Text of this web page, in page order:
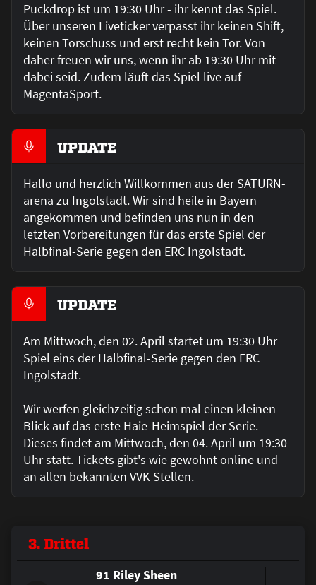
Puckdrop ist um 19:30 Uhr - ihr kennt das Spiel.
Über unseren Liveticker verpasst ihr keinen Shift,
keinen Torschuss und erst recht kein Tor. Von
daher freuen wir uns, wenn ihr ab 19:30 Uhr mit
dabei seid. Zudem läuft das Spiel live auf
MagentaSport.
UPDATE
Hallo und herzlich Willkommen aus der SATURN-
arena zu Ingolstadt. Wir sind heile in Bayern
angekommen und befinden uns nun in den
letzten Vorbereitungen für das erste Spiel der
Halbfinal-Serie gegen den ERC Ingolstadt.
UPDATE
Am Mittwoch, den 02. April startet um 19:30 Uhr
Spiel eins der Halbfinal-Serie gegen den ERC
Ingolstadt.
Wir werfen gleichzeitig schon mal einen kleinen
Blick auf das erste Haie-Heimspiel der Serie.
Dieses findet am Mittwoch, den 04. April um 19:30
Uhr statt. Tickets gibt's wie gewohnt online und
an allen bekannten VVK-Stellen.
3. Drittel
91 Riley Sheen